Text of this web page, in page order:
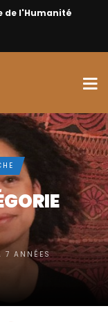
de l'Humanité
7 ANNÉES